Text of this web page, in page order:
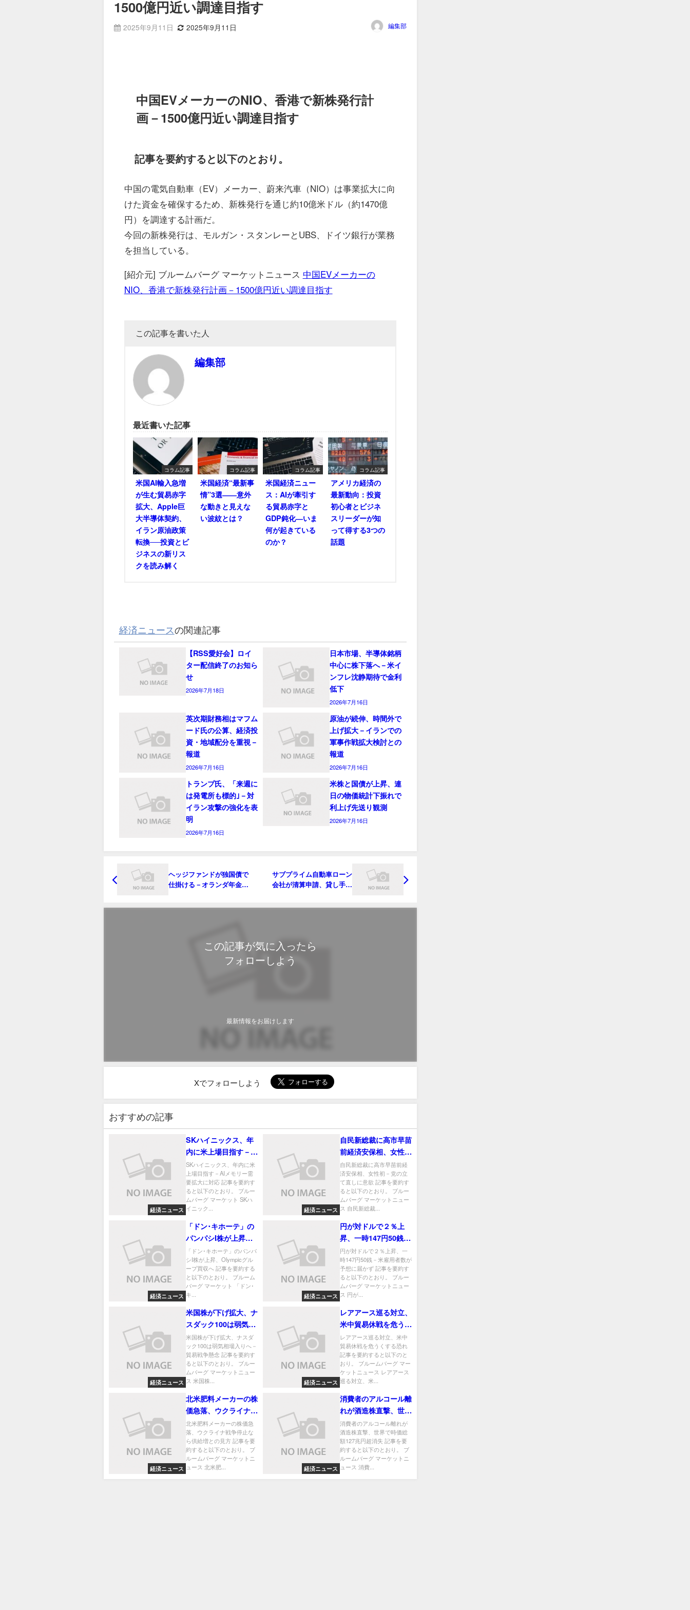
1500億円近い調達目指す
2025年9月11日 2025年9月11日 編集部
中国EVメーカーのNIO、香港で新株発行計
画－1500億円近い調達目指す
記事を要約すると以下のとおり。
中国の電気自動車（EV）メーカー、蔚来汽車（NIO）は事業拡大に向
けた資金を確保するため、新株発行を通じ約10億米ドル（約1470億
円）を調達する計画だ。
今回の新株発行は、モルガン・スタンレーとUBS、ドイツ銀行が業務
を担当している。
[紹介元] ブルームバーグ マーケットニュース 中国EVメーカーの
NIO、香港で新株発行計画－1500億円近い調達目指す
この記事を書いた人
編集部
最近書いた記事
コラム記事
米国AI輸入急増
が生む貿易赤字
拡大、Apple巨
大半導体契約、
イラン原油政策
転換──投資とビ
ジネスの新リス
クを読み解く
コラム記事
米国経済“最新事
情”3選――意外
な動きと見えな
い波紋とは？
コラム記事
米国経済ニュー
ス：AIが牽引す
る貿易赤字と
GDP鈍化―いま
何が起きている
のか？
コラム記事
アメリカ経済の
最新動向：投資
初心者とビジネ
スリーダーが知
って得する3つの
話題
経済ニュースの関連記事
【RSS愛好会】ロイ
ター配信終了のお知ら
せ
2026年7月18日
日本市場、半導体銘柄
中心に株下落へ－米イ
ンフレ沈静期待で金利
低下
2026年7月16日
英次期財務相はマフム
ード氏の公算、経済投
資・地域配分を重視－
報道
2026年7月16日
原油が続伸、時間外で
上げ拡大－イランでの
軍事作戦拡大検討との
報道
2026年7月16日
トランプ氏、「来週に
は発電所も標的｣－対
イラン攻撃の強化を表
明
2026年7月16日
米株と国債が上昇、連
日の物価統計下振れで
利上げ先送り観測
2026年7月16日
ヘッジファンドが独国債で
仕掛ける－オランダ年金改
サブプライム自動車ローン
会社が清算申請、貸し手に
この記事が気に入ったら
フォローしよう
最新情報をお届けします
Xでフォローしよう
おすすめの記事
経済ニュース
SKハイニックス、年
内に米上場目指す－AI
メモリー需要拡大に対
応
SKハイニックス、年内に米
上場目指す－AIメモリー需
要拡大に対応 記事を要約す
ると以下のとおり。 ブルー
ムバーグ マーケット SKハ
イニック...
経済ニュース
自民新総裁に高市早苗
前経済安保相、女性初
－党の立て直しに意欲
自民新総裁に高市早苗前経
済安保相、女性初－党の立
て直しに意欲 記事を要約す
ると以下のとおり。 ブルー
ムバーグ マーケットニュー
ス 自民新総裁...
経済ニュース
「ドン･キホーテ」の
パンパシI株が上昇、
Olympicグループ買
収へ
「ドン･キホーテ」のパンパ
シI株が上昇、Olympicグル
ープ買収へ 記事を要約する
と以下のとおり。 ブルーム
バーグ マーケット 「ドン･
キ...
経済ニュース
円が対ドルで２％上
昇、一時147円50銭－
米雇用者数が予想に届
かず
円が対ドルで２％上昇、一
時147円50銭－米雇用者数が
予想に届かず 記事を要約す
ると以下のとおり。 ブルー
ムバーグ マーケットニュー
ス 円が...
経済ニュース
米国株が下げ拡大、ナ
スダック100は弱気相
場入りへ－貿易戦争懸
念
米国株が下げ拡大、ナスダ
ック100は弱気相場入りへ－
貿易戦争懸念 記事を要約す
ると以下のとおり。 ブルー
ムバーグ マーケットニュー
ス 米国株...
経済ニュース
レアアース巡る対立、
米中貿易休戦を危うく
する恐れ
レアアース巡る対立、米中
貿易休戦を危うくする恐れ
記事を要約すると以下のと
おり。 ブルームバーグ マー
ケットニュース レアアース
巡る対立、米...
経済ニュース
北米肥料メーカーの株
価急落、ウクライナ戦
争停止なら供給増との
見方
北米肥料メーカーの株価急
落、ウクライナ戦争停止な
ら供給増との見方 記事を要
約すると以下のとおり。 ブ
ルームバーグ マーケットニ
ュース 北米肥...
経済ニュース
消費者のアルコール離
れが酒造株直撃、世界
で時価総額127兆円超
消失
消費者のアルコール離れが
酒造株直撃、世界で時価総
額127兆円超消失 記事を要
約すると以下のとおり。 ブ
ルームバーグ マーケットニ
ュース 消費...